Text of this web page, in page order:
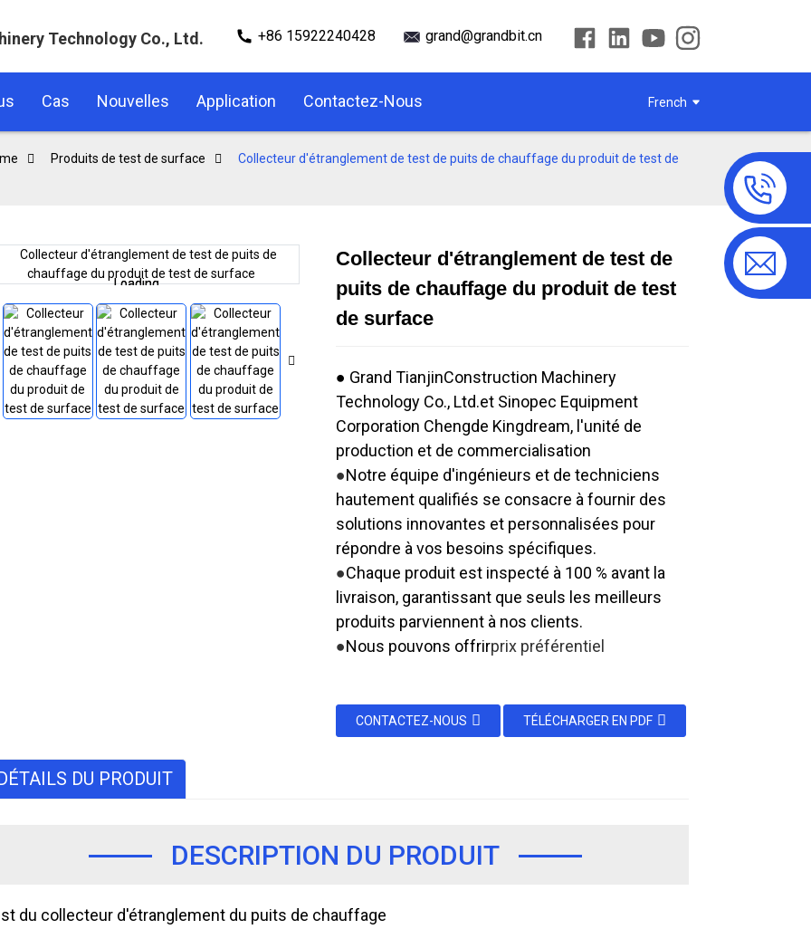
Technology Co., Ltd. +86 15922240428 grand@grandbit.cn
Cas Nouvelles Application Contactez-Nous French
Produits de test de surface
Collecteur d'étranglement de test de puits de chauffage du produit de test de
Loading...
Loading... Loading...
Loading...
Collecteur d'étranglement de test de
puits de chauffage du produit de test
de surface
● Grand TianjinConstruction Machinery
Technology Co., Ltd.et Sinopec Equipment
Corporation Chengde Kingdream, l'unité de
production et de commercialisation
●Notre équipe d'ingénieurs et de techniciens
hautement qualifiés se consacre à fournir des
solutions innovantes et personnalisées pour
répondre à vos besoins spécifiques.
●Chaque produit est inspecté à 100 % avant la
livraison, garantissant que seuls les meilleurs
produits parviennent à nos clients.
●Nous pouvons offrirprix préférentiel
CONTACTEZ-NOUS TÉLÉCHARGER EN PDF
DÉTAILS DU PRODUIT
DESCRIPTION DU PRODUIT
du collecteur d'étranglement du puits de chauffage